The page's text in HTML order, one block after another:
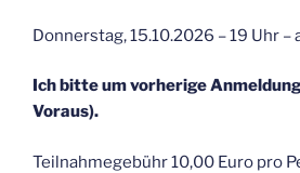
Donnerstag, 15.10.2026 – 19 Uhr –
Ich bitte um vorherige
Voraus).
Teilnahmegebühr 10,00 Euro pro